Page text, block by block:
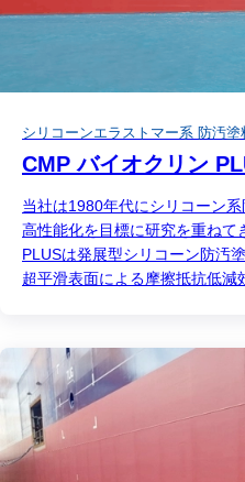
シリコーンエラストマー系 防汚塗
CMP バイオクリン
当社は1980年代にシリコーン
高性能化を目標に研究を重ねて
PLUSは発展型シリコーン防汚
超平滑表面による摩擦抵抗低減